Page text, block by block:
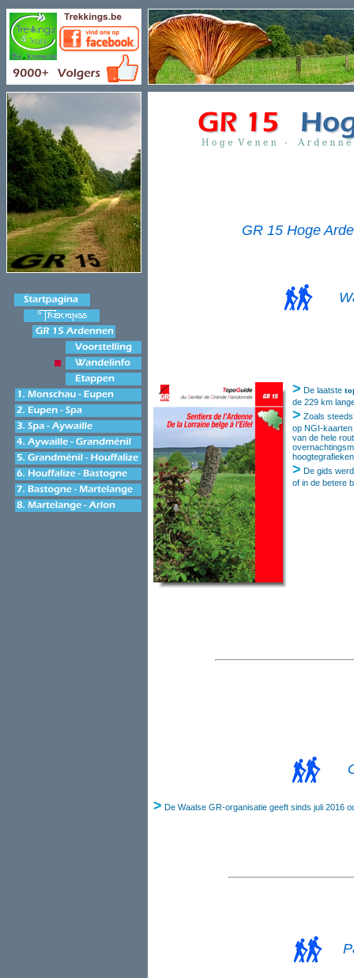
GR 15 Hoge
> De laatste
de 229 km
> Zoals
op NGI-
van de hele
> De gids
of in de betere
> De Waalse GR-organisatie geeft sinds juli 2016